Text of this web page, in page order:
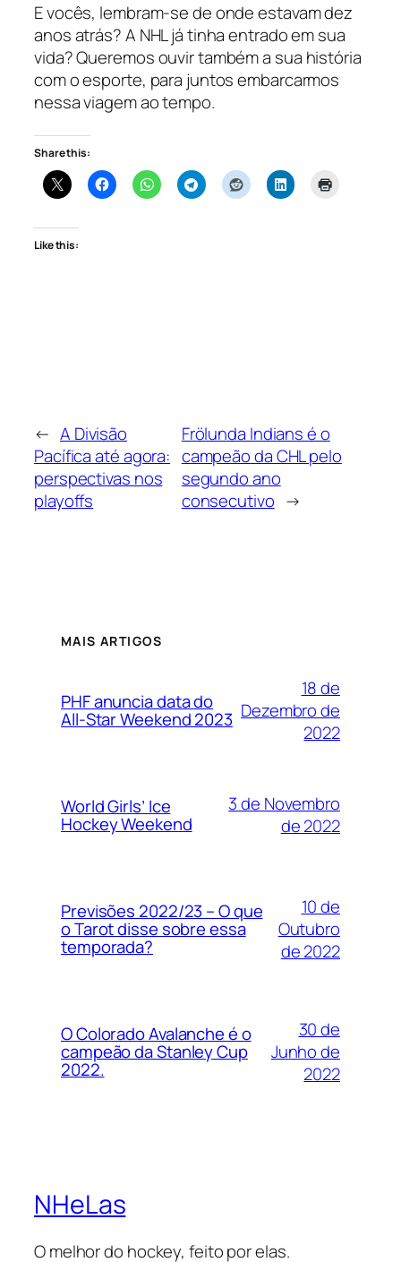
E vocês, lembram-se de onde estavam dez
anos atrás? A NHL já tinha entrado em sua
vida? Queremos ouvir também a sua história
com o esporte, para juntos embarcarmos
nessa viagem ao tempo.
Share this:
Like this:
← A Divisão
Pacífica até agora:
perspectivas nos
playoffs
Frölunda Indians é o
campeão da CHL pelo
segundo ano
consecutivo →
MAIS ARTIGOS
PHF anuncia data do
All-Star Weekend 2023
18 de
Dezembro de
2022
World Girls’ Ice
Hockey Weekend
3 de Novembro
de 2022
Previsões 2022/23 – O que
o Tarot disse sobre essa
temporada?
10 de
Outubro
de 2022
O Colorado Avalanche é o
campeão da Stanley Cup
2022.
30 de
Junho de
2022
NHeLas
O melhor do hockey, feito por elas.